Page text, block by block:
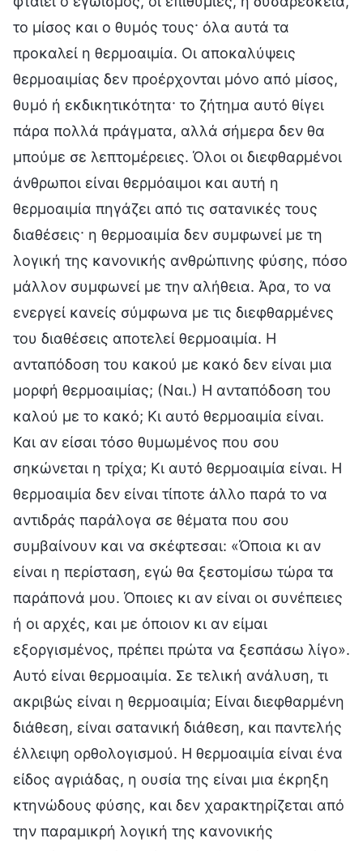
το μίσος και ο θυμός τους· όλα αυτά τα
προκαλεί η θερμοαιμία. Οι αποκαλύψεις
θερμοαιμίας δεν προέρχονται μόνο από μίσος,
θυμό ή εκδικητικότητα· το ζήτημα αυτό θίγει
πάρα πολλά πράγματα, αλλά σήμερα δεν θα
μπούμε σε λεπτομέρειες. Όλοι οι διεφθαρμένοι
άνθρωποι είναι θερμόαιμοι και αυτή η
θερμοαιμία πηγάζει από τις σατανικές τους
διαθέσεις· η θερμοαιμία δεν συμφωνεί με τη
λογική της κανονικής ανθρώπινης φύσης, πόσο
μάλλον συμφωνεί με την αλήθεια. Άρα, το να
ενεργεί κανείς σύμφωνα με τις διεφθαρμένες
του διαθέσεις αποτελεί θερμοαιμία. Η
ανταπόδοση του κακού με κακό δεν είναι μια
μορφή θερμοαιμίας; (Ναι.) Η ανταπόδοση του
καλού με το κακό; Κι αυτό θερμοαιμία είναι.
Και αν είσαι τόσο θυμωμένος που σου
σηκώνεται η τρίχα; Κι αυτό θερμοαιμία είναι. Η
θερμοαιμία δεν είναι τίποτε άλλο παρά το να
αντιδράς παράλογα σε θέματα που σου
συμβαίνουν και να σκέφτεσαι: «Όποια κι αν
είναι η περίσταση, εγώ θα ξεστομίσω τώρα τα
παράπονά μου. Όποιες κι αν είναι οι συνέπειες
ή οι αρχές, και με όποιον κι αν είμαι
εξοργισμένος, πρέπει πρώτα να ξεσπάσω λίγο».
Αυτό είναι θερμοαιμία. Σε τελική ανάλυση, τι
ακριβώς είναι η θερμοαιμία; Είναι διεφθαρμένη
διάθεση, είναι σατανική διάθεση, και παντελής
έλλειψη ορθολογισμού. Η θερμοαιμία είναι ένα
είδος αγριάδας, η ουσία της είναι μια έκρηξη
κτηνώδους φύσης, και δεν χαρακτηρίζεται από
την παραμικρή λογική της κανονικής